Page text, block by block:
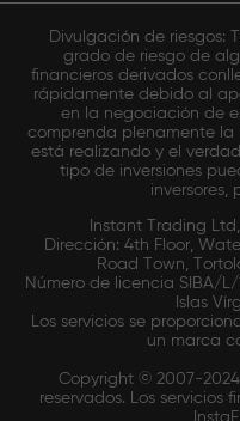
Divulgación de riesgos:
grado de riesgo de
financieros derivados
rápidamente debido al
en la negociación de
comprenda plenamente la
está realizando y el
tipo de inversiones
inversores,
Instant Trading
Dirección: 4th Floor,
Road Town,
Número de licencia SIBA/
Islas
Los servicios se
un marca
Copyright © 2007-2024
reservados. Los servicios